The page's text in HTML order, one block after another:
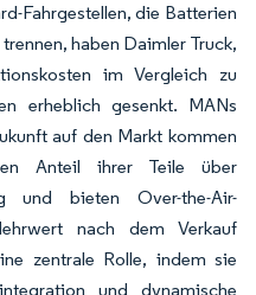
Fahrgestellen, die Batterien
haben Daimler Truck,
im Vergleich zu
erheblich gesenkt. MANs
auf den Markt kommen
Anteil ihrer Teile über
und bieten Over-the-Air-
nach dem Verkauf
zentrale Rolle, indem sie
und dynamische